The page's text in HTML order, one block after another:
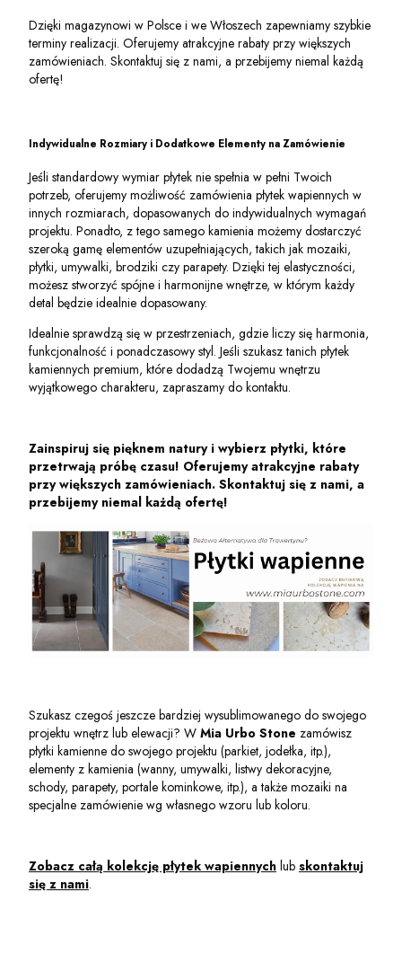
Dzięki magazynowi w Polsce i we Włoszech zapewniamy szybkie
terminy realizacji. Oferujemy atrakcyjne rabaty przy większych
zamówieniach. Skontaktuj się z nami, a przebijemy niemal każdą
ofertę!
Indywidualne Rozmiary i Dodatkowe Elementy na Zamówienie
Jeśli standardowy wymiar płytek nie spełnia w pełni Twoich
potrzeb, oferujemy możliwość zamówienia płytek wapiennych w
innych rozmiarach, dopasowanych do indywidualnych wymagań
projektu. Ponadto, z tego samego kamienia możemy dostarczyć
szeroką gamę elementów uzupełniających, takich jak mozaiki,
płytki, umywalki, brodziki czy parapety. Dzięki tej elastyczności,
możesz stworzyć spójne i harmonijne wnętrze, w którym każdy
detal będzie idealnie dopasowany.
Idealnie sprawdzą się w przestrzeniach, gdzie liczy się harmonia,
funkcjonalność i ponadczasowy styl. Jeśli szukasz tanich płytek
kamiennych premium, które dodadzą Twojemu wnętrzu
wyjątkowego charakteru, zapraszamy do kontaktu.
Zainspiruj się pięknem natury i wybierz płytki, które
przetrwają próbę czasu! Oferujemy atrakcyjne rabaty
przy większych zamówieniach. Skontaktuj się z nami, a
przebijemy niemal każdą ofertę!
Szukasz czegoś jeszcze bardziej wysublimowanego do swojego
projektu wnętrz lub elewacji? W Mia Urbo Stone zamówisz
płytki kamienne do swojego projektu (parkiet, jodełka, itp.),
elementy z kamienia (wanny, umywalki, listwy dekoracyjne,
schody, parapety, portale kominkowe, itp.), a także mozaiki na
specjalne zamówienie wg własnego wzoru lub koloru.
Zobacz całą kolekcję płytek wapiennych lub skontaktuj
się z nami.